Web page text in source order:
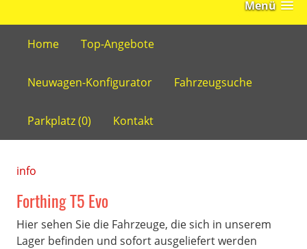
Menü
Home Top-Angebote
Neuwagen-Konfigurator Fahrzeugsuche
Parkplatz (0) Kontakt
info
Forthing T5 Evo
Hier sehen Sie die Fahrzeuge, die sich in unserem
Lager befinden und sofort ausgeliefert werden